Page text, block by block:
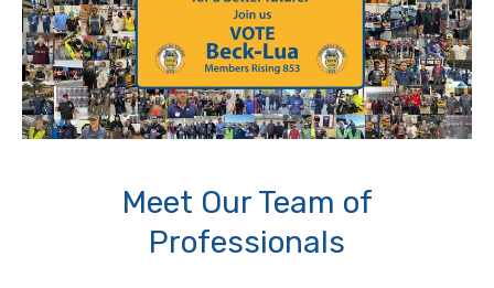
Meet Our Team of
Professionals